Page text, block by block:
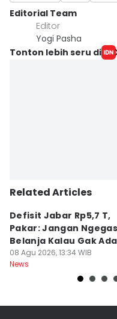
Editorial Team
Editor
Yogi Pasha
Tonton lebih seru di
Related Articles
Defisit Jabar Rp5,7 T,
Pakar: Jangan Ngegas
Belanja Kalau Gak Ada
Duit
08 Agu 2026, 13:34 WIB
News